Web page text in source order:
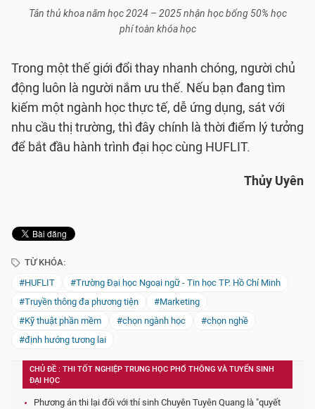
Tân thủ khoa năm học 2024 – 2025 nhận học bổng 50% học
phí toàn khóa học
Trong một thế giới đổi thay nhanh chóng, người chủ
động luôn là người nắm ưu thế. Nếu bạn đang tìm
kiếm một ngành học thực tế, dễ ứng dụng, sát với
nhu cầu thị trường, thì đây chính là thời điểm lý tưởng
để bắt đầu hành trình đại học cùng HUFLIT.
Thủy Uyên
TỪ KHÓA:
#HUFLIT
#Trường Đại học Ngoại ngữ - Tin học TP. Hồ Chí Minh
#Truyền thông đa phương tiện
#Marketing
#Kỹ thuật phần mềm
#chọn ngành học
#chọn nghề
#định hướng tương lai
CHỦ ĐỀ : THI TỐT NGHIỆP TRUNG HỌC PHỔ THÔNG VÀ TUYỂN SINH
ĐẠI HỌC
Phương án thi lại đối với thí sinh Chuyên Tuyên Quang là "quyết